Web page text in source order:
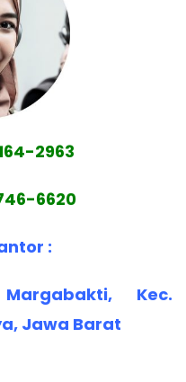
2963
6620
:
Kec.
Jawa Barat